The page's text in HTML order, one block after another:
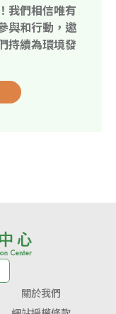
我們相信唯有
與和行動，邀
持續為環境發
關於我們